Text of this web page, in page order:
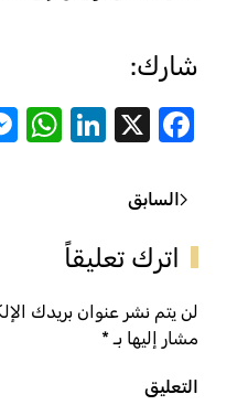
شارك:
Facebook
X
السابق
اترك تعليقاً
لن يتم نشر عنوان بريدك
مشار إليها بـ*
التعليق